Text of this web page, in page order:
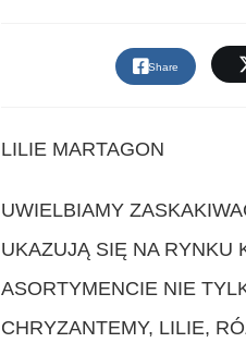
Share
LILIE MARTAGON
UWIELBIAMY
UKAZUJĄ SIĘ NA RYNKU
ASORTYMENCIE NIE
CHRYZANTEMY, LILIE,